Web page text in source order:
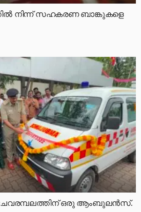
നിന്ന് സഹകരണ ബാങ്കുകളെ
ചേവരമ്പലത്തിന് ഒരു ആംബുലൻസ്.